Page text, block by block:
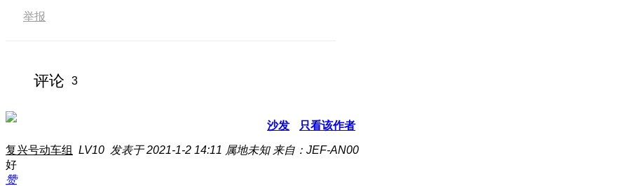
举报
评论 3
沙发 只看该作者
复兴号动车组 LV10 发表于 2021-1-2 14:11 属地未知 来自：JEF-AN00
好
赞